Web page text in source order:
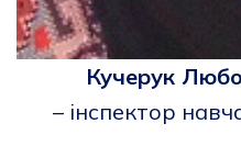
Кучерук
– інспектор